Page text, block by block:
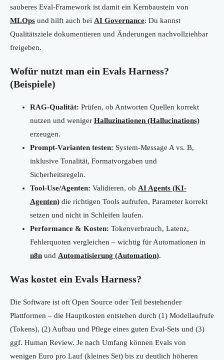
sauberes Eval-Framework ist damit ein Kernbaustein von
MLOps und hilft auch bei AI Governance: Du kannst
Qualitätsziele dokumentieren und Änderungen nachvollziehbar
freigeben.
Wofür nutzt man ein Evals Harness?
(Beispiele)
RAG-Qualität: Prüfen, ob Antworten Quellen korrekt
nutzen und weniger Halluzinationen (Hallucinations)
erzeugen.
Prompt-Varianten testen: System-Message A vs. B,
inklusive Tonalität, Formatvorgaben und
Sicherheitsregeln.
Tool-Use/Agenten: Validieren, ob AI Agents (KI-
Agenten) die richtigen Tools aufrufen, Parameter korrekt
setzen und nicht in Schleifen laufen.
Performance & Kosten: Tokenverbrauch, Latenz,
Fehlerquoten vergleichen – wichtig für Automationen in
n8n und Automatisierung (Automation).
Was kostet ein Evals Harness?
Die Software ist oft Open Source oder Teil bestehender
Plattformen – die Hauptkosten entstehen durch (1) Modellaufrufe
(Tokens), (2) Aufbau und Pflege eines guten Eval-Sets und (3)
ggf. Human Review. Je nach Umfang können Evals von
wenigen Euro pro Lauf (kleines Set) bis zu deutlich höheren